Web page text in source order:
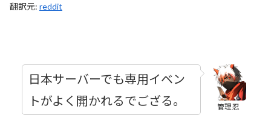
翻訳元: reddit
管理忍
日本サーバーでも専用イベン
トがよく開かれるでござる。